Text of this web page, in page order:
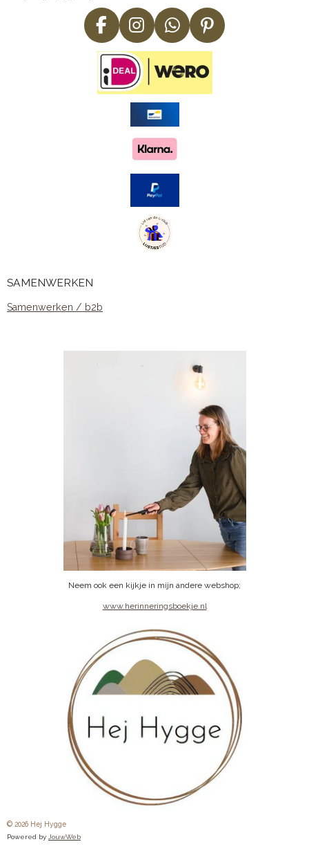
F
a
c
e
b
I
n
s
t
a
r
a
m
W
h
a
t
s
p
p
P
i
n
t
e
SAMENWERKEN
Samenwerken / b2b
Neem ook een kijkje in mijn andere webshop;
www.herinneringsboekje.nl
© 2026 Hej Hygge
Powered by JouwWeb